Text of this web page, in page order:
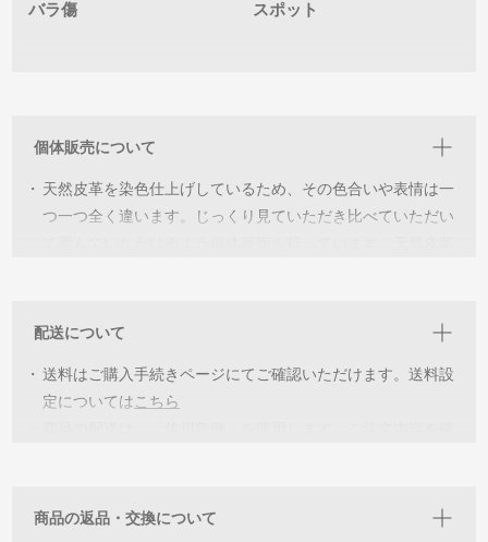
バラ傷 スポット
個体販売について
・ 天然皮革を染色仕上げしているため、その色合いや表情は一
つ一つ全く違います。じっくり見ていただき比べていただい
詳細を見ていただき各個体の特徴をご理解いただいた上でご
購入をお願いしています。イメージが違うなどの返品交換は
承っておりませんのでご了承ください。
配送について
・ 送料はご購入手続きページにてご確認いただけます。送料設
定については こちら
商品の返品・交換について